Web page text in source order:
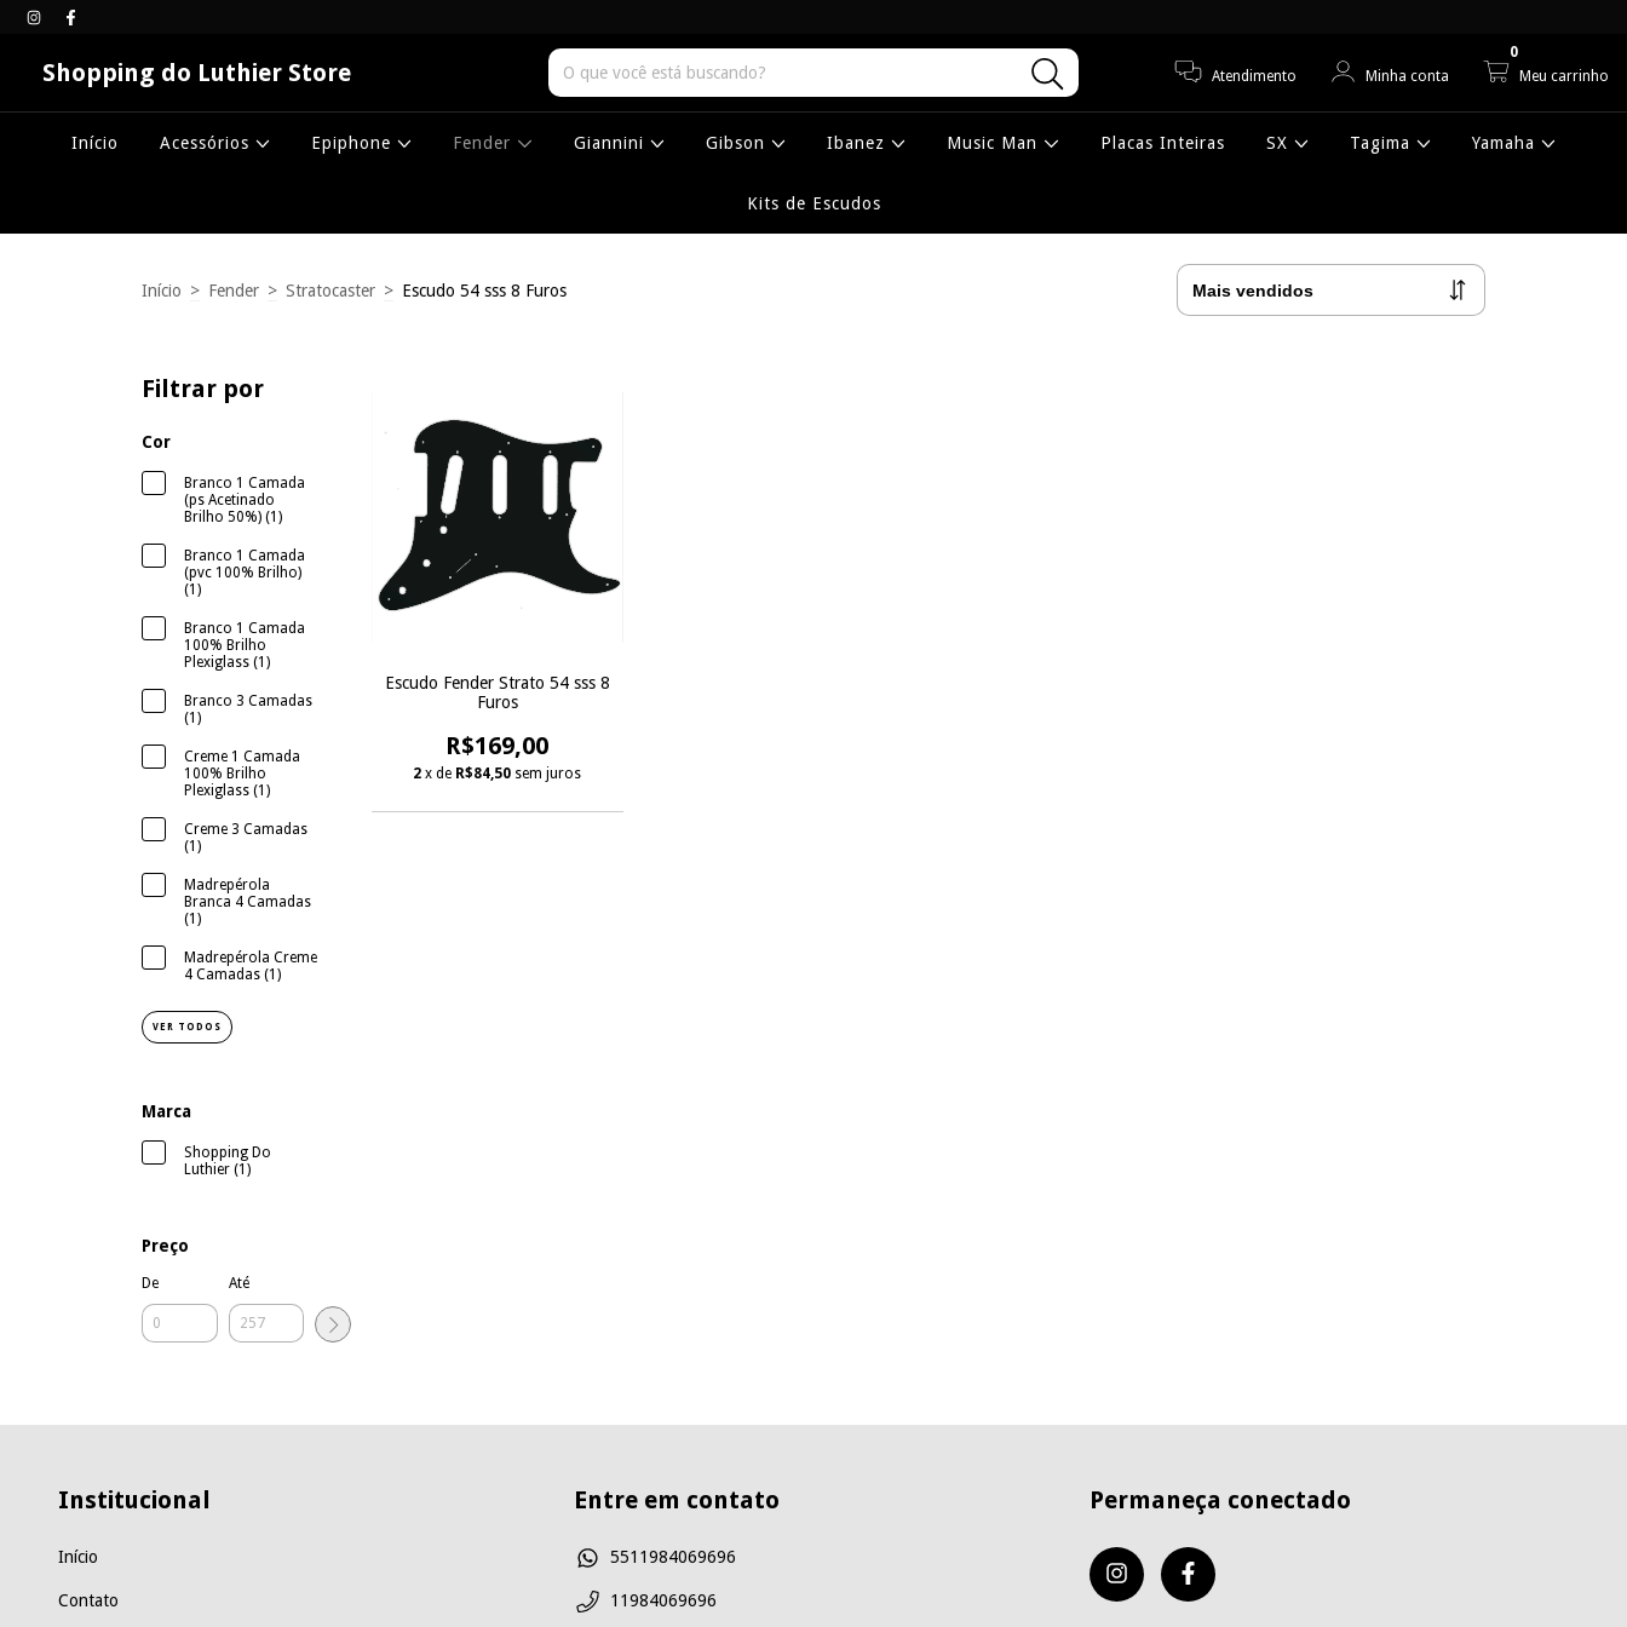
Shopping do Luthier Store Atendimento Minha conta Meu carrinho
0
Início Acessórios Epiphone Fender Giannini Gibson Ibanez Music Man Placas Inteiras SX Tagima Yamaha
Kits de Escudos
Início > Fender > Stratocaster > Escudo 54 sss 8 Furos
Filtrar por
Cor
Branco 1 Camada
(ps Acetinado
Brilho 50%) (1)
Branco 1 Camada
(pvc 100% Brilho)
(1)
Branco 1 Camada
100% Brilho
Plexiglass (1)
Branco 3 Camadas
(1)
Creme 1 Camada
100% Brilho
Plexiglass (1)
Creme 3 Camadas
(1)
Madrepérola
Branca 4 Camadas
(1)
Madrepérola Creme
4 Camadas (1)
VER TODOS
Marca
Shopping Do
Luthier (1)
Preço
De Até
Escudo Fender Strato 54 sss 8
Furos
R$169,00
2 x de R$84,50 sem juros
Institucional
Início
Contato
Entre em contato
5511984069696
11984069696
Permaneça conectado